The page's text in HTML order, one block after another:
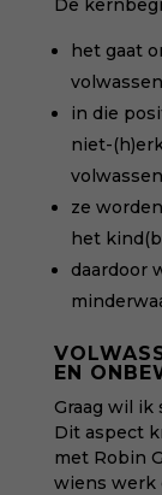
De
het gaat
in die
niet-
ze
het
daardoor
EN
Graag wil ik
Dit aspect
met Robin
wiens werk